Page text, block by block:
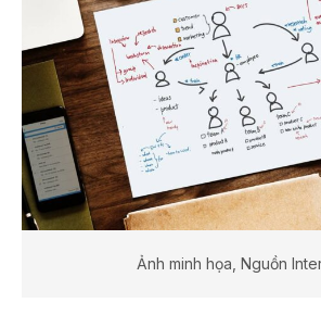
Ảnh minh họa, Nguồn